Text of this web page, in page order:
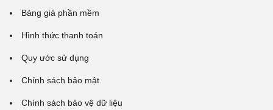
Bảng giá phần mềm
Hình thức thanh toán
Quy ước sử dụng
Chính sách bảo mật
Chính sách bảo vệ dữ liệu